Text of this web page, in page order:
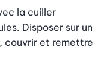
la cuiller
Disposer sur un
couvrir et remettre